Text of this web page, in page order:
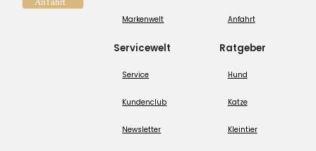
Markenwelt
Servicewelt
Service
Kundenclub
Newsletter
Anfahrt
Ratgeber
Hund
Katze
Kleintier